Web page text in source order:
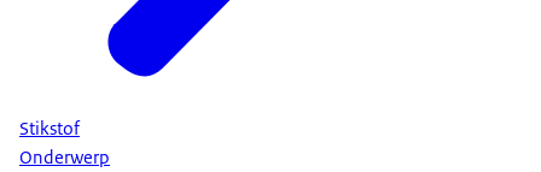
Stikstof
Onderwerp